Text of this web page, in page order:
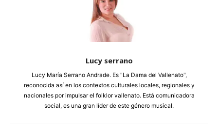
Lucy serrano
Lucy María Serrano Andrade. Es "La Dama del Vallenato",
reconocida así en los contextos culturales locales, regionales y
nacionales por impulsar el folklor vallenato. Está comunicadora
social, es una gran líder de este género musical.